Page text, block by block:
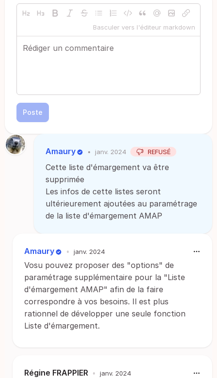
Basculer vers l'éditeur markdown
Poste
Amaury • janv. 2024 REFUSÉ
Cette liste d'émargement va être
supprimée
Les infos de cette listes seront
ultérieurement ajoutées au paramétrage
de la liste d'émargement AMAP
Amaury • janv. 2024
Vosu pouvez proposer des "options" de
paramétrage supplémentaire pour la "Liste
d'émargement AMAP" afin de la faire
correspondre à vos besoins. Il est plus
rationnel de développer une seule fonction
Liste d'émargement.
Régine FRAPPIER • janv. 2024